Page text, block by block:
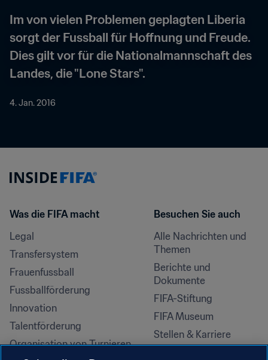
Im von vielen Problemen geplagten Liberia
sorgt der Fussball für Hoffnung und Freude.
Dies gilt vor für die Nationalmannschaft des
Landes, die "Lone Stars".
4. Jan. 2016
Was die FIFA macht
Legal
Transfersystem
Frauenfussball
Fussballförderung
Innovation
Talentförderung
Organisation von Turnieren
Besuchen Sie auch
Alle Nachrichten und
Themen
Berichte und
Dokumente
FIFA-Stiftung
FIFA Museum
Stellen & Karriere